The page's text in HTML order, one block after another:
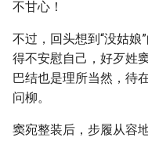
不甘心！
不过，回头想到“没姑娘
得不安慰自己，好歹姓
巴结也是理所当然，待
问柳。
窦宛整装后，步履从容